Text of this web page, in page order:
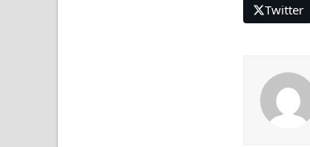
Twitter